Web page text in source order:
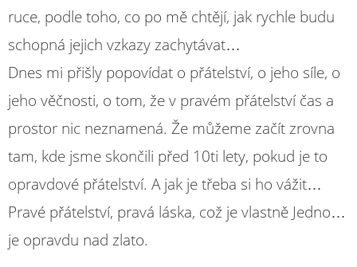
ruce, podle toho, co po mě chtějí, jak rychle budu
schopná jejich vzkazy zachytávat…
Dnes mi přišly popovídat o přátelství, o jeho síle, o
jeho věčnosti, o tom, že v pravém přátelství čas a
prostor nic neznamená. Že můžeme začít zrovna
tam, kde jsme skončili před 10ti lety, pokud je to
opravdové přátelství. A jak je třeba si ho vážit…
Pravé přátelství, pravá láska, což je vlastně Jedno…
je opravdu nad zlato.